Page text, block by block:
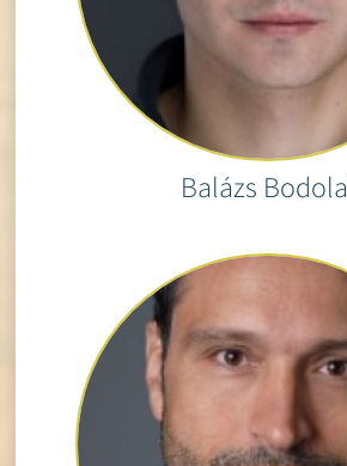
Balázs